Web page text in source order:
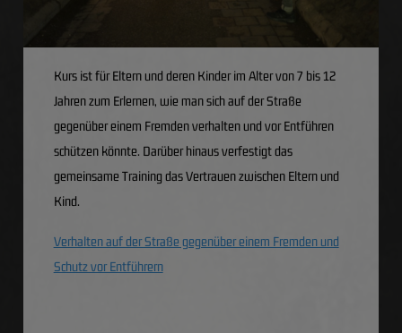
Kurs ist für Eltern und deren Kinder im Alter von 7 bis 12
Jahren zum Erlernen, wie man sich auf der Straße
gegenüber einem Fremden verhalten und vor Entführen
schützen könnte. Darüber hinaus verfestigt das
gemeinsame Training das Vertrauen zwischen Eltern und
Kind.
Verhalten auf der Straße gegenüber einem Fremden und
Schutz vor Entführern